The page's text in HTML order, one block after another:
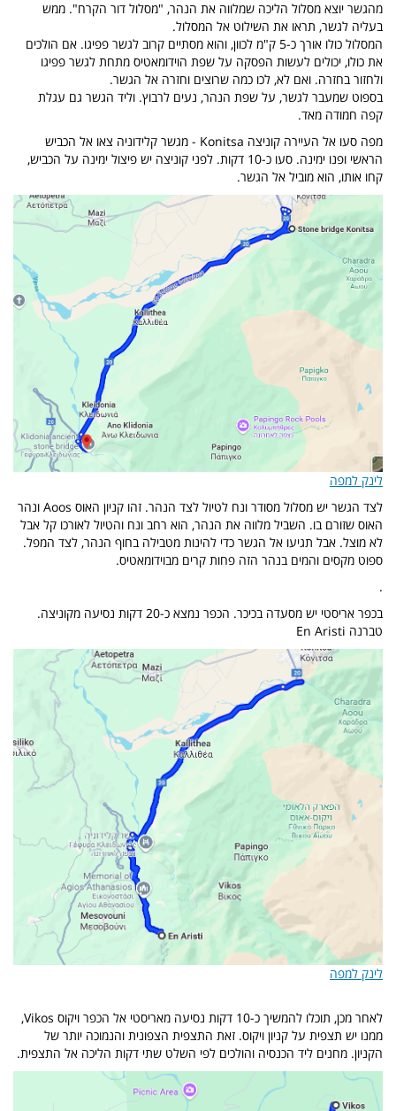
מהגשר יוצא מסלול הליכה שמלווה את הנהר, "מסלול דור הקרח". ממש
בעליה לגשר, תראו את השילוט אל המסלול.
המסלול כולו אורך כ-5 ק"מ לכוון, והוא מסתיים קרוב לגשר פפיגו. אם הולכים
את כולו, יכולים לעשות הפסקה על שפת הוידומאטיס מתחת לגשר פפיגו
ולחזור בחזרה. ואם לא, לכו כמה שרוצים וחזרה אל הגשר.
בספוט שמעבר לגשר, על שפת הנהר, נעים לרבוץ. וליד הגשר גם עגלת
קפה חמודה מאד.
מפה סעו אל העיירה קוניצה Konitsa - מגשר קלידוניה צאו אל הכביש
הראשי ופנו ימינה. סעו כ-10 דקות. לפני קוניצה יש פיצול ימינה על הכביש,
קחו אותו, הוא מוביל אל הגשר.
לינק למפה
לצד הגשר יש מסלול מסודר ונח לטיול לצד הנהר. זהו קניון האוס Aoos ונהר
האוס שזורם בו. השביל מלווה את הנהר, הוא רחב ונח והטיול לאורכו קל אבל
לא מוצל. אבל תגיעו אל הגשר כדי להינות מטבילה בחוף הנהר, לצד המפל.
ספוט מקסים והמים בנהר הזה פחות קרים מבוידומאטיס.
.
בכפר אריסטי יש מסעדה בכיכר. הכפר נמצא כ-20 דקות נסיעה מקוניצה.
טברנה En Aristi
לינק למפה
לאחר מכן, תוכלו להמשיך כ-10 דקות נסיעה מאריסטי אל הכפר ויקוס Vikos,
ממנו יש תצפית על קניון ויקוס. זאת התצפית הצפונית והנמוכה יותר של
הקניון. מחנים ליד הכנסיה והולכים לפי השלט שתי דקות הליכה אל התצפית.